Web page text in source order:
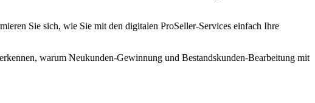
Sie sich, wie Sie mit den digitalen ProSeller-Services einfach Ihre
warum Neukunden-Gewinnung und Bestandskunden-Bearbeitung mit